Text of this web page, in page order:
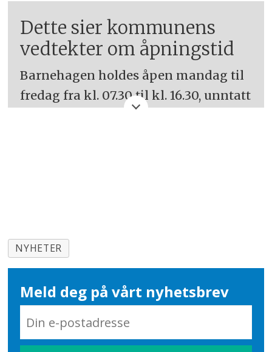
Dette sier kommunens
vedtekter om åpningstid
Barnehagen holdes åpen mandag til
fredag fra kl. 07.30 til kl. 16.30, unntatt
Midlertidige endringer ved
ekstraordinært fravær.
Hvis det ikke er mulig å få tak i vikar,
vil barnehagen måtte vurdere om
man midlertidig må redusere
NYHETER
Meld deg på vårt nyhetsbrev